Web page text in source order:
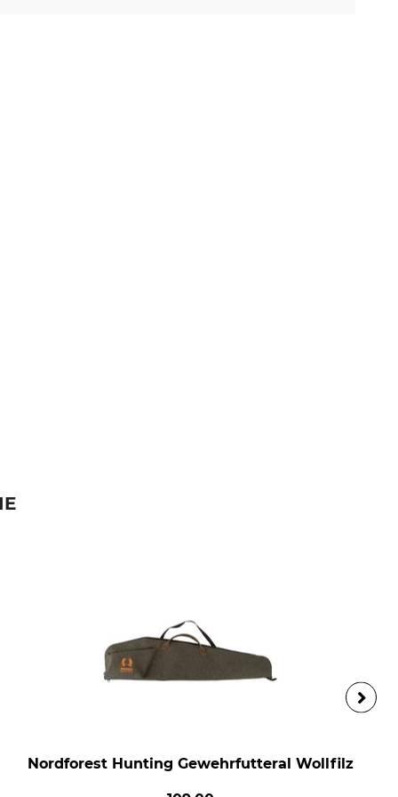
Nordforest Hunting Gewehrfutteral Wollfilz